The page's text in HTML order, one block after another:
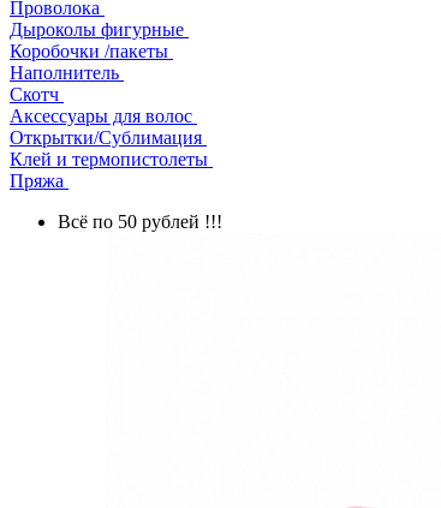
Проволока
Дыроколы фигурные
Коробочки /пакеты
Наполнитель
Скотч
Аксессуары для волос
Открытки/Сублимация
Клей и термопистолеты
Пряжа
Всё по 50 рублей !!!